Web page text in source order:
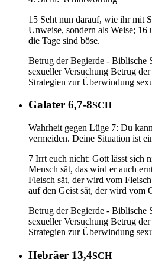
15 Seht nun darauf, wie ihr mit
Unweise, sondern als Weise; 16
die Tage sind böse.
Betrug der Begierde - Biblische
sexueller Versuchung Betrug
Strategien zur Überwindung
Galater 6,7-8SCH
Wahrheit gegen Lüge 7: Du
vermeiden. Deine Situation ist
7 Irrt euch nicht: Gott lässt sich
Mensch sät, das wird er auch
Fleisch sät, der wird vom
auf den Geist sät, der wird vom
Betrug der Begierde - Biblische
sexueller Versuchung Betrug
Strategien zur Überwindung
Hebräer 13,4SCH